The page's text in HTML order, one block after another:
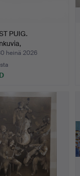
PUIG.
…
heinä 2026